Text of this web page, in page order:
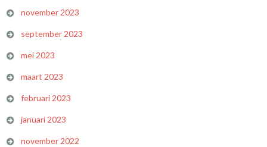
november 2023
september 2023
mei 2023
maart 2023
februari 2023
januari 2023
november 2022